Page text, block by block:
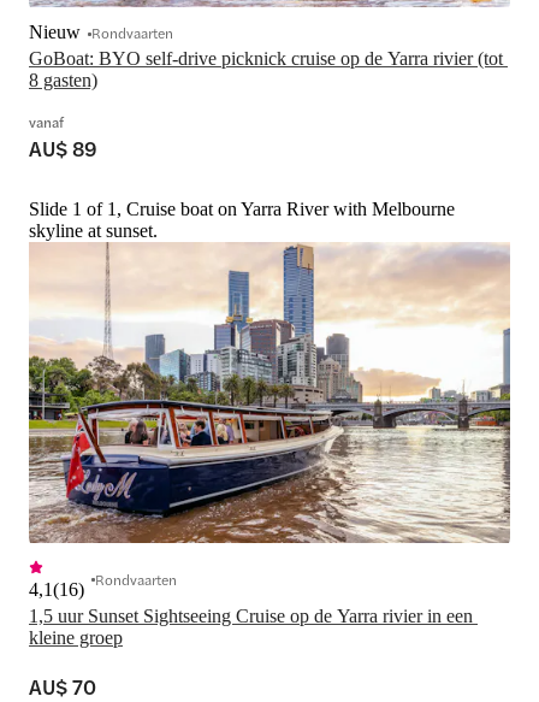
GoBoat: BYO self-drive picknick cruise op de Yarra rivier (tot
8 gasten)
Nieuw Rondvaarten
vanaf
AU$ 89
Slide 1 of 1, Cruise boat on Yarra River with Melbourne
skyline at sunset.
1,5 uur Sunset Sightseeing Cruise op de Yarra rivier in een
kleine groep
4,1(16) Rondvaarten
AU$ 70